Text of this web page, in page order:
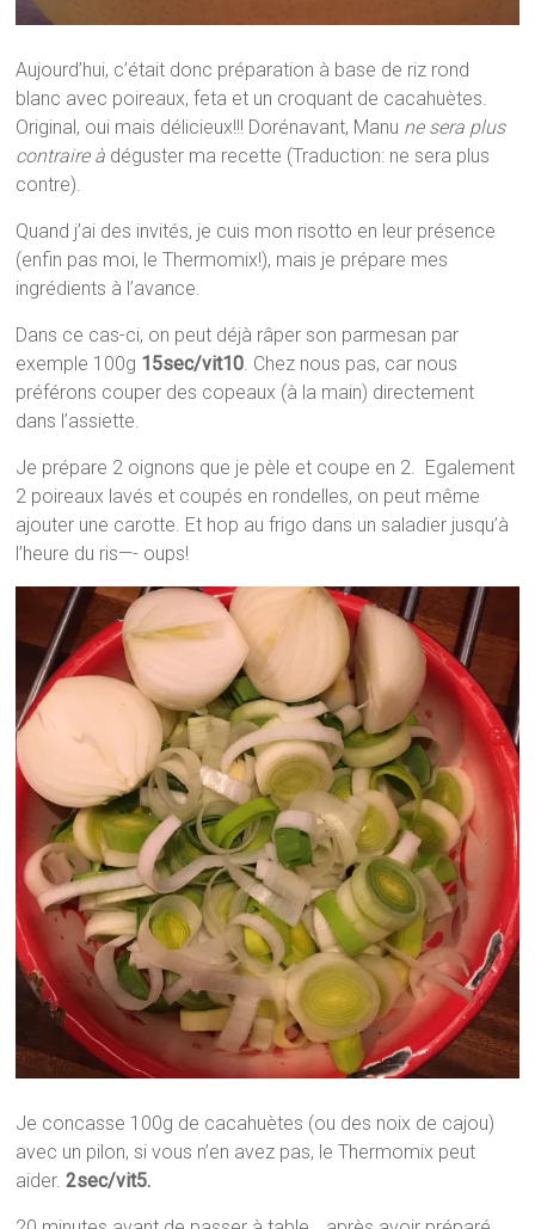
Aujourd’hui, c’était donc préparation à base de riz rond
blanc avec poireaux, feta et un croquant de cacahuètes.
Original, oui mais délicieux!!! Dorénavant, Manu ne sera plus
contraire à déguster ma recette (Traduction: ne sera plus
contre).
Quand j’ai des invités, je cuis mon risotto en leur présence
(enfin pas moi, le Thermomix!), mais je prépare mes
ingrédients à l’avance.
Dans ce cas-ci, on peut déjà râper son parmesan par
exemple 100g 15sec/vit10. Chez nous pas, car nous
préférons couper des copeaux (à la main) directement
dans l’assiette.
Je prépare 2 oignons que je pèle et coupe en 2. Egalement
2 poireaux lavés et coupés en rondelles, on peut même
ajouter une carotte. Et hop au frigo dans un saladier jusqu’à
l’heure du ris—- oups!
Je concasse 100g de cacahuètes (ou des noix de cajou)
avec un pilon, si vous n’en avez pas, le Thermomix peut
aider.2sec/vit5.